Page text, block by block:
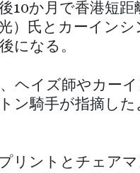
10か月で香港短
）氏とカーイン
になる。
ヘイズ師やカー
ン騎手が指摘し
プリントとチェア